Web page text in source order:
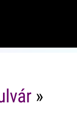
»